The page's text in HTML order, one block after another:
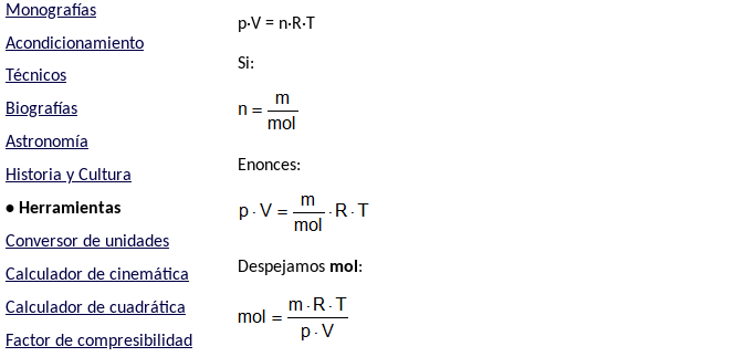
Monografías
Acondicionamiento
Técnicos
Biografías
Astronomía
Historia y Cultura
• Herramientas
Conversor de unidades
Calculador de cinemática
Calculador de cuadrática
Factor de compresibilidad
p·V = n·R·T
Si:
Enonces:
Despejamos mol: